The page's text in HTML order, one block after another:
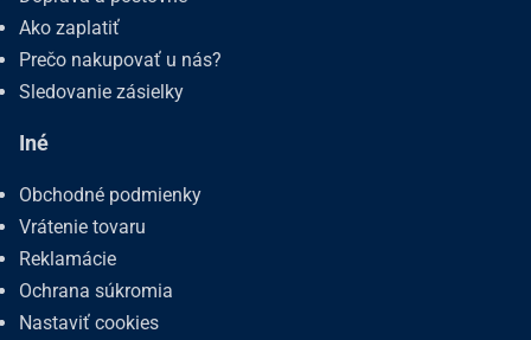
Ako zaplatiť
Prečo nakupovať u nás?
Sledovanie zásielky
Iné
Obchodné podmienky
Vrátenie tovaru
Reklamácie
Ochrana súkromia
Nastaviť cookies